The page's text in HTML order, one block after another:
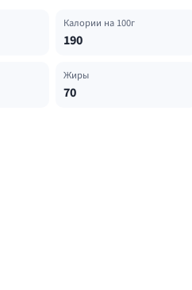
Калории на 100г
190
Жиры
70